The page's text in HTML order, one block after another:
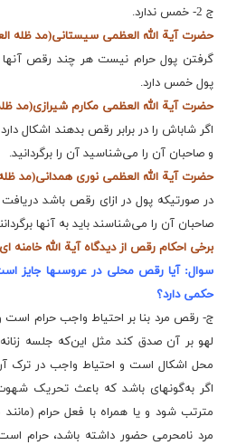
ج 2- خمس ندارد.
حضرت آیة الله العظمی سیستانی(مد ظله
گرفتن پول حرام نیست هر چند رقص آنها
پول خمس دارد.
حضرت آیة الله العظمی مکارم شیرازی(مد
اگر شاباش را در برابر رقص بدهند اشکال
و صاحبان آن را می‌شناسید آن را برگردانید.
حضرت آیة الله العظمی نوری همدانی(مد ظله
در صورتیکه پول در ازای رقص باشد
صاحبان آن را می‌شناسند باید به آنها
برخی احکام رقص از دیدگاه آیة الله خامنه
سوال: آیا رقص محلى در عروسى‏ها جایز
حکمى دارد؟
ج- رقص مرد بنا بر احتیاط واجب حرام است
لهو بر آن صدق کند مثل این‌‌که جلسه
محل اشکال است و احتیاط واجب در ترک
اگر به‌‌گونه‏اى باشد که باعث تحریک
مترتب شود و یا همراه با فعل حرام
مرد نامحرمى حضور داشته باشد، حرام